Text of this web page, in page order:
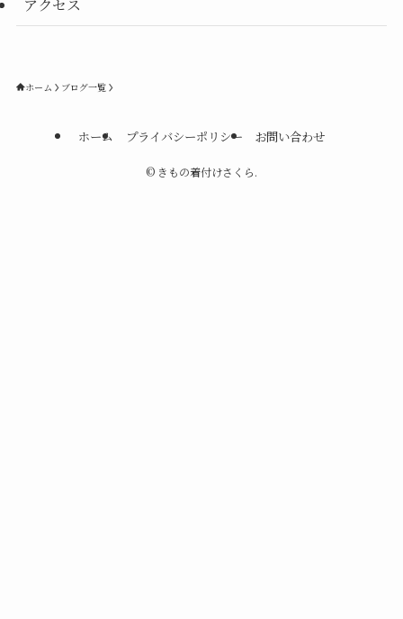
アクセス
ホーム ブログ一覧
ホーム プライバシーポリシー お問い合わせ
© きもの着付けさくら.